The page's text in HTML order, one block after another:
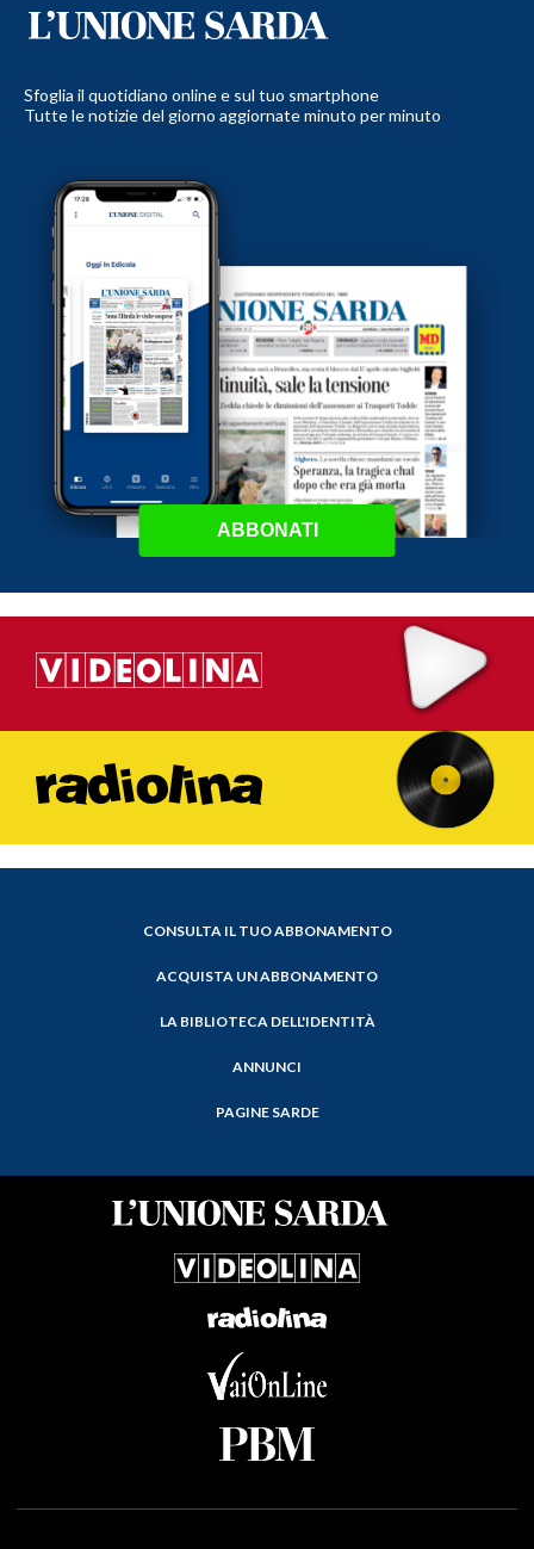
Sfoglia il quotidiano online e sul tuo smartphone
Tutte le notizie del giorno aggiornate minuto per minuto
ABBONATI
CONSULTA IL TUO ABBONAMENTO
ACQUISTA UN ABBONAMENTO
LA BIBLIOTECA DELL'IDENTITÀ
ANNUNCI
PAGINE SARDE